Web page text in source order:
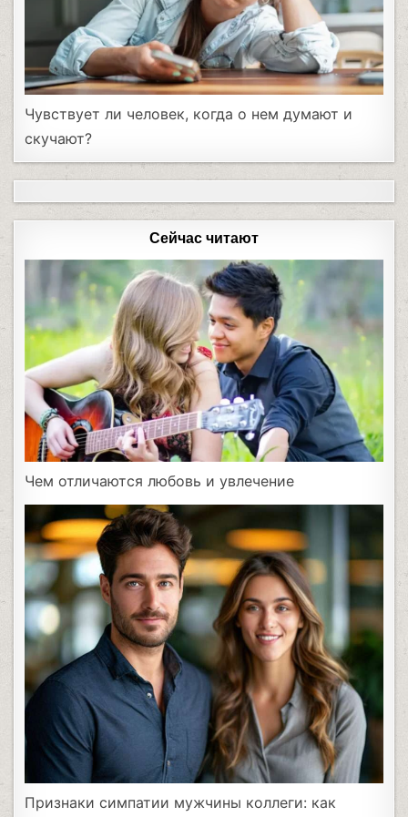
Чувствует ли человек, когда о нем думают и
скучают?
Сейчас читают
Чем отличаются любовь и увлечение
Признаки симпатии мужчины коллеги: как